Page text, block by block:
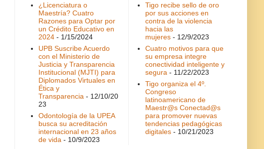
¿Licenciatura o
Maestría? Cuatro
Razones para Optar por
un Crédito Educativo en
2024- 1/15/2024
UPB Suscribe Acuerdo
con el Ministerio de
Justicia y Transparencia
Institucional (MJTI) para
Diplomados Virtuales en
Ética y
Transparencia - 12/10/20
23
Odontología de la UPEA
busca su acreditación
internacional en 23 años
de vida - 10/9/2023
Tigo recibe sello de oro
por sus acciones en
contra de la violencia
hacia las
mujeres- 12/9/2023
Cuatro motivos para que
su empresa integre
conectividad inteligente y
segura - 11/22/2023
Tigo organiza el 4º.
Congreso
latinoamericano de
Maestr@s Conectad@s
para promover nuevas
tendencias pedagógicas
digitales- 10/21/2023